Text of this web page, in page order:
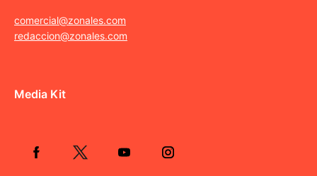
comercial@zonales.com
redaccion@zonales.com
Media Kit